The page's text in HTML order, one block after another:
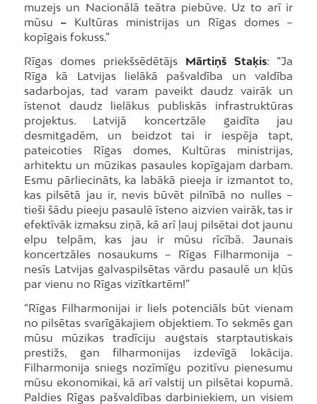
muzejs un Nacionālā teātra piebūve. Uz to arī ir
mūsu – Kultūras ministrijas un Rīgas domes –
kopīgais fokuss.”
Rīgas domes priekšsēdētājsMārtiņš Staķis: “Ja
Rīga kā Latvijas lielākā pašvaldība un valdība
sadarbojas, tad varam paveikt daudz vairāk un
īstenot daudz lielākus publiskās infrastruktūras
projektus. Latvijā koncertzāle gaidīta jau
desmitgadēm, un beidzot tai ir iespēja tapt,
pateicoties Rīgas domes, Kultūras ministrijas,
arhitektu un mūzikas pasaules kopīgajam darbam.
Esmu pārliecināts, ka labākā pieeja ir izmantot to,
kas pilsētā jau ir, nevis būvēt pilnībā no nulles –
tieši šādu pieeju pasaulē īsteno aizvien vairāk, tas ir
efektīvāk izmaksu ziņā, kā arī ļauj pilsētai dot jaunu
elpu telpām, kas jau ir mūsu rīcībā. Jaunais
koncertzāles nosaukums – Rīgas Filharmonija –
nesīs Latvijas galvaspilsētas vārdu pasaulē un kļūs
par vienu no Rīgas vizītkartēm!”
“Rīgas Filharmonijai ir liels potenciāls būt vienam
no pilsētas svarīgākajiem objektiem. To sekmēs gan
mūsu mūzikas tradīciju augstais starptautiskais
prestižs, gan filharmonijas izdevīgā lokācija.
Filharmonija sniegs nozīmīgu pozitīvu pienesumu
mūsu ekonomikai, kā arī valstij un pilsētai kopumā.
Paldies Rīgas pašvaldības darbiniekiem, un visiem